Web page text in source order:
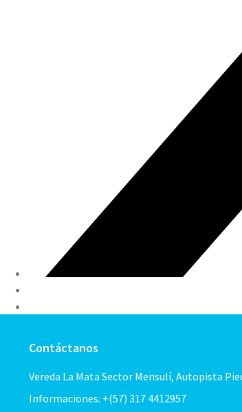
Contáctanos
Vereda La Mata Sector Mensulí, Autopista
Informaciones: +(57) 317 4412957